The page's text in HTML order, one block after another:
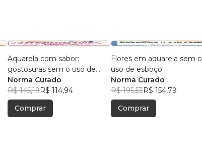
Aquarela com sabor:
gostosuras sem o uso de
esboço
Norma Curado
R$ 145,19R$ 114,94
Comprar
Flores em aquarela sem o
uso de esboço
Norma Curado
R$ 195,53R$ 154,79
Comprar